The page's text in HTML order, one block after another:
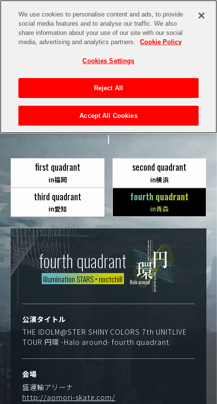
INFORMATION
first quadrant
in福岡
second quadrant
in横浜
third quadrant
in愛知
fourth quadrant
in青森
fourth quadrant
illumination STARS×noctchill
公演タイトル
THE IDOLM@STER SHINY COLORS 7th UNITLIVE
TOUR 円環 -Halo around- fourth quadrant
会場
盛運輸アリーナ
http://aomori-skate.com/
We use cookies to personalise content and ads, to provide
social media features and to analyse our traffic. We also
share information about your use of our site with our social
media, advertising and analytics partners.
Cookie Policy
Cookies Settings
Reject All
Accept All Cookies